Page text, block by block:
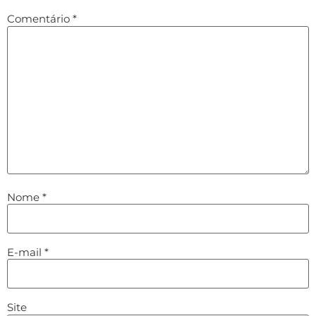
Comentário *
Nome *
E-mail *
Site